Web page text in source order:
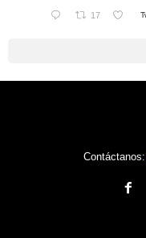
17
Contáctanos: